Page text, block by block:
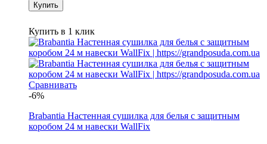
Купить
Купить в 1 клик
Сравнивать
-6%
Brabantia Настенная сушилка для белья с защитным
коробом 24 м навески WallFix